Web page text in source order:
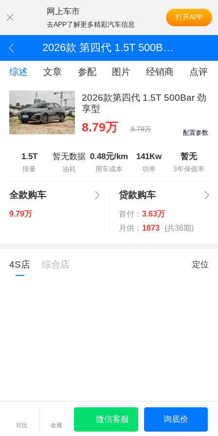
网上车市
去APP了解更多精彩汽车信息
打开APP
2026款 第四代 1.5T 500Bar 劲享型
综述 文章 参配 图片 经销商 点评
2026款第四代 1.5T 500Bar 劲
享型
8.79万 8.79万 配置参数
1.5T
排量
暂无数据
油耗
0.48元/km
用车成本
141Kw
功率
暂无
3年保值率
全款购车
9.79万
贷款购车
首付： 3.63万
月供： 1873 (共36期)
4S店 综合店 定位
对比 收藏
微信客服 询底价